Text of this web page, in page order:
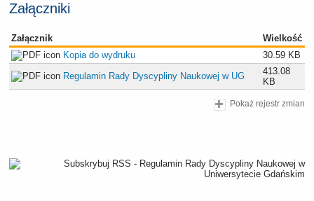
Załączniki
Załącznik
Wielkość
Kopia do wydruku
30.59 KB
Regulamin Rady Dyscypliny Naukowej w UG
413.08
KB
Pokaż rejestr zmian